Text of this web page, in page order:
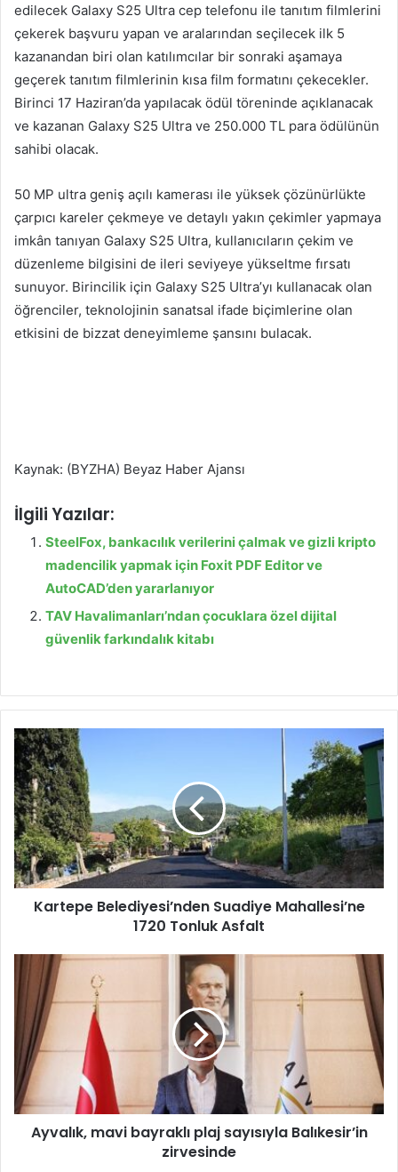
edilecek Galaxy S25 Ultra cep telefonu ile tanıtım filmlerini
çekerek başvuru yapan ve aralarından seçilecek ilk 5
kazanandan biri olan katılımcılar bir sonraki aşamaya
geçerek tanıtım filmlerinin kısa film formatını çekecekler.
Birinci 17 Haziran’da yapılacak ödül töreninde açıklanacak
ve kazanan Galaxy S25 Ultra ve 250.000 TL para ödülünün
sahibi olacak.
50 MP ultra geniş açılı kamerası ile yüksek çözünürlükte
çarpıcı kareler çekmeye ve detaylı yakın çekimler yapmaya
imkân tanıyan Galaxy S25 Ultra, kullanıcıların çekim ve
düzenleme bilgisini de ileri seviyeye yükseltme fırsatı
sunuyor. Birincilik için Galaxy S25 Ultra’yı kullanacak olan
öğrenciler, teknolojinin sanatsal ifade biçimlerine olan
etkisini de bizzat deneyimleme şansını bulacak.
Kaynak: (BYZHA) Beyaz Haber Ajansı
İlgili Yazılar:
SteelFox, bankacılık verilerini çalmak ve gizli kripto
madencilik yapmak için Foxit PDF Editor ve
AutoCAD’den yararlanıyor
TAV Havalimanları’ndan çocuklara özel dijital
güvenlik farkındalık kitabı
K
r
t
e
p
e
B
e
d
e
Kartepe Belediyesi’nden Suadiye Mahallesi’ne
1720 Tonluk Asfalt
k
,
m
Ayvalık, mavi bayraklı plaj sayısıyla Balıkesir’in
zirvesinde